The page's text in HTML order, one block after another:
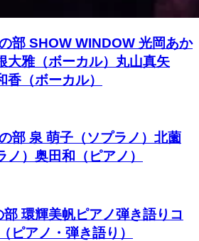
部 SHOW WINDOW 光岡あか
大雅（ボーカル）丸山真矢
香（ボーカル）
部 泉 萌子（ソプラノ）北薗
）奥田和（ピアノ）
環輝美帆ピアノ弾き語りコ
ピアノ・弾き語り）